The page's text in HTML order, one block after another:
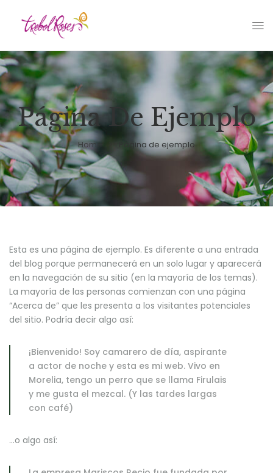
Página De Ejemplo
Home Página de ejemplo
Esta es una página de ejemplo. Es diferente a una entrada
del blog porque permanecerá en un solo lugar y aparecerá
en la navegación de su sitio (en la mayoría de los temas).
La mayoría de las personas comienzan con una página
“Acerca de” que les presenta a los visitantes potenciales
del sitio. Podría decir algo así:
¡Bienvenido! Soy camarero de día, aspirante
a actor de noche y esta es mi web. Vivo en
Morelia, tengo un perro que se llama Firulais
y me gusta el mezcal. (Y las tardes largas
con café)
…o algo así: